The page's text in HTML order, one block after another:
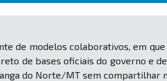
de modelos colaborativos, em
de bases oficiais do governo e
do Norte/MT sem compartilhar